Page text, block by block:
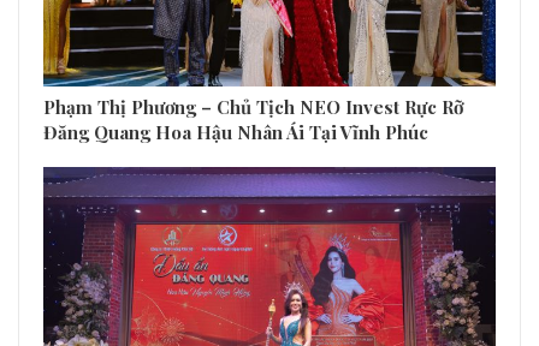
Phạm Thị Phương – Chủ Tịch NEO Invest Rực Rỡ
Đăng Quang Hoa Hậu Nhân Ái Tại Vĩnh Phúc